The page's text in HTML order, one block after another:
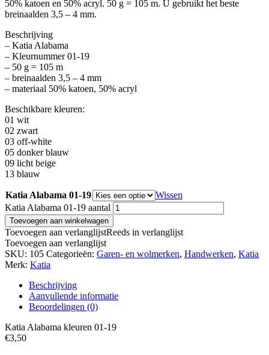
50% katoen en 50% acryl. 50 g = 105 m. U gebruikt het beste
breinaalden 3,5 – 4 mm.
Beschrijving
– Katia Alabama
– Kleurnummer 01-19
– 50 g = 105 m
– breinaalden 3,5 – 4 mm
– materiaal 50% katoen, 50% acryl
Beschikbare kleuren:
01 wit
02 zwart
03 off-white
05 donker blauw
09 licht beige
13 blauw
Katia Alabama 01-19
Wissen
Katia Alabama 01-19 aantal
Toevoegen aan winkelwagen
Toevoegen aan verlanglijstReeds in verlanglijst
Toevoegen aan verlanglijst
SKU: 105 Categorieën: Garen- en wolmerken, Handwerken, Katia
Merk: Katia
Beschrijving
Aanvullende informatie
Beoordelingen (0)
Katia Alabama kleuren 01-19
€3,50